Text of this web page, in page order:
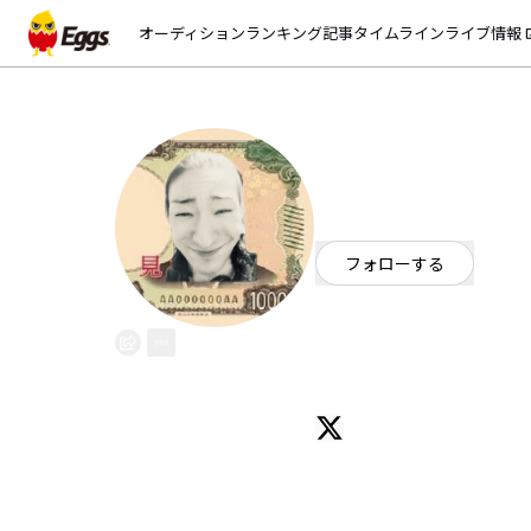
オーディションランキング記事タイムラインライブ情報
フォローする